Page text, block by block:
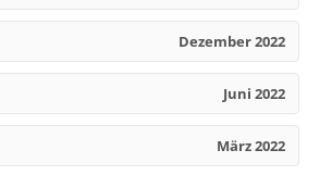
Dezember 2022
Juni 2022
März 2022